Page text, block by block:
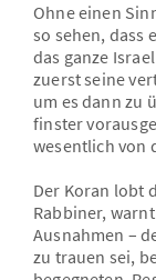
Ohne einen
so sehen, dass
das ganze
zuerst seine
um es dann zu
finster
wesentlich von
Der Koran lobt
Rabbiner,
Ausnahmen –
zu trauen sei,